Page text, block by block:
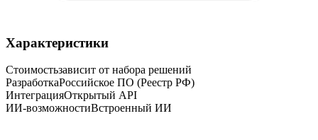
Характеристики
Стоимостьзависит от набора решений
РазработкаРоссийское ПО (Реестр РФ)
ИнтеграцияОткрытый API
ИИ-возможностиВстроенный ИИ